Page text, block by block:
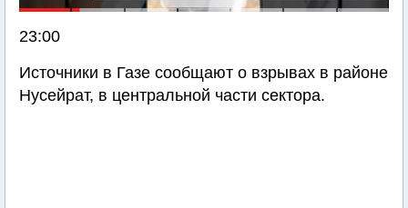
23:00
Источники в Газе сообщают о взрывах в районе
Нусейрат, в центральной части сектора.